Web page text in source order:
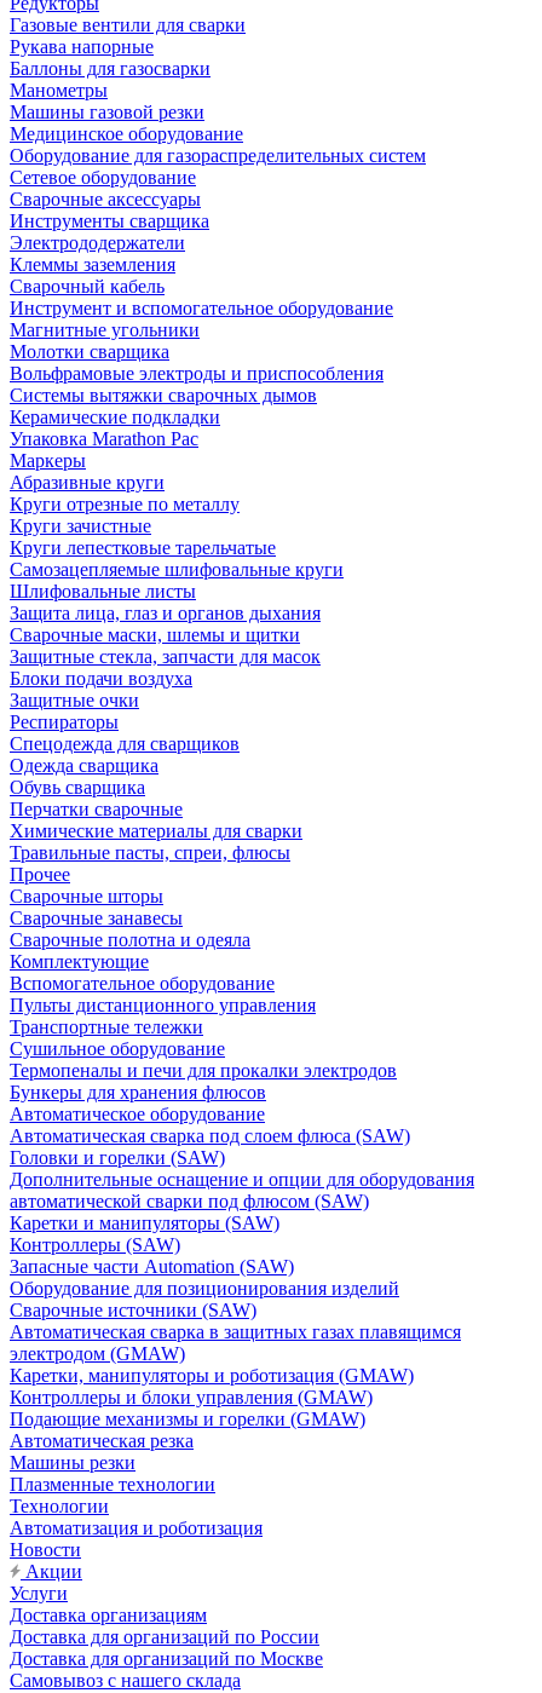
Газовые вентили для сварки
Рукава напорные
Баллоны для газосварки
Манометры
Машины газовой резки
Медицинское оборудование
Оборудование для газораспределительных систем
Сетевое оборудование
Сварочные аксессуары
Инструменты сварщика
Электрододержатели
Клеммы заземления
Сварочный кабель
Инструмент и вспомогательное оборудование
Магнитные угольники
Молотки сварщика
Вольфрамовые электроды и приспособления
Системы вытяжки сварочных дымов
Керамические подкладки
Упаковка Marathon Pac
Маркеры
Абразивные круги
Круги отрезные по металлу
Круги зачистные
Круги лепестковые тарельчатые
Самозацепляемые шлифовальные круги
Шлифовальные листы
Защита лица, глаз и органов дыхания
Сварочные маски, шлемы и щитки
Защитные стекла, запчасти для масок
Блоки подачи воздуха
Защитные очки
Респираторы
Спецодежда для сварщиков
Одежда сварщика
Обувь сварщика
Перчатки сварочные
Химические материалы для сварки
Травильные пасты, спреи, флюсы
Прочее
Сварочные шторы
Сварочные занавесы
Сварочные полотна и одеяла
Комплектующие
Вспомогательное оборудование
Пульты дистанционного управления
Транспортные тележки
Сушильное оборудование
Термопеналы и печи для прокалки электродов
Бункеры для хранения флюсов
Автоматическое оборудование
Автоматическая сварка под слоем флюса (SAW)
Головки и горелки (SAW)
Дополнительные оснащение и опции для оборудования
автоматической сварки под флюсом (SAW)
Каретки и манипуляторы (SAW)
Контроллеры (SAW)
Запасные части Automation (SAW)
Оборудование для позиционирования изделий
Сварочные источники (SAW)
Автоматическая сварка в защитных газах плавящимся
электродом (GMAW)
Каретки, манипуляторы и роботизация (GMAW)
Контроллеры и блоки управления (GMAW)
Подающие механизмы и горелки (GMAW)
Автоматическая резка
Машины резки
Плазменные технологии
Технологии
Автоматизация и роботизация
Новости
Акции
Услуги
Доставка организациям
Доставка для организаций по России
Доставка для организаций по Москве
Самовывоз с нашего склада